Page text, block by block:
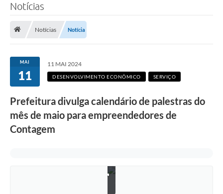
Notícias
Notícias Notícia
MAI
11
11 MAI 2024
DESENVOLVIMENTO ECONÔMICO SERVIÇO
Prefeitura divulga calendário de palestras do
mês de maio para empreendedores de
Contagem
: